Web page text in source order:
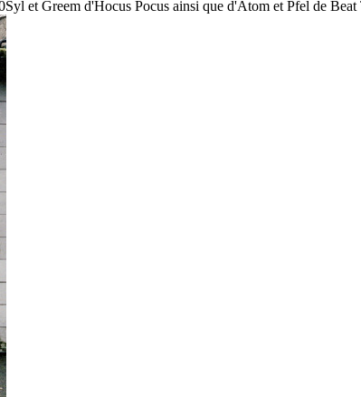
et Greem d'Hocus Pocus ainsi que d'Atom et Pfel de Beat